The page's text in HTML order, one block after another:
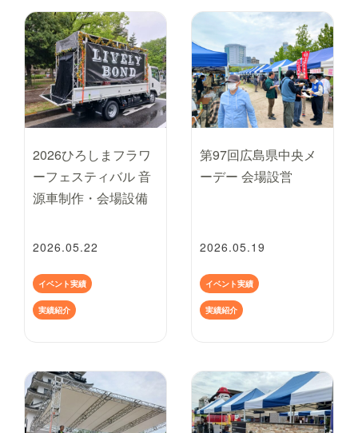
2026ひろしまフラワ
ーフェスティバル 音
源車制作・会場設備
2026.05.22
イベント実績
実績紹介
第97回広島県中央メ
ーデー 会場設営
2026.05.19
イベント実績
実績紹介